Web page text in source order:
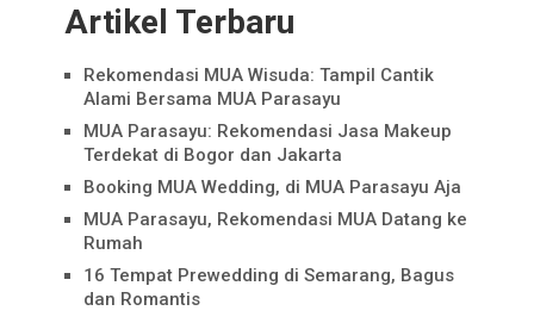
Artikel Terbaru
Rekomendasi MUA Wisuda: Tampil Cantik
Alami Bersama MUA Parasayu
MUA Parasayu: Rekomendasi Jasa Makeup
Terdekat di Bogor dan Jakarta
Booking MUA Wedding, di MUA Parasayu Aja
MUA Parasayu, Rekomendasi MUA Datang ke
Rumah
16 Tempat Prewedding di Semarang, Bagus
dan Romantis